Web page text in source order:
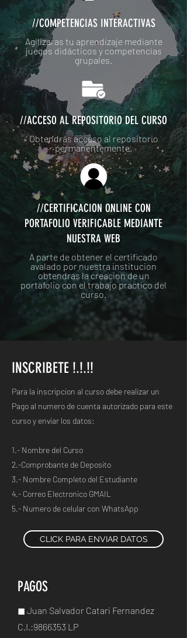
//COMPETENCIAS INTERACTIVAS
Agilizaras tu aprendizaje mediante
juegos didácticos y competencias
grupales.
//ACCESO AL REPOSITORIO DEL CURSO
Obtendrás acceso al repositorio
permanentemente.
//CERTIFICACION ONLINE CON
PORTAFOLIO VERIFICABLE MEDIANTE
NUESTRA WEB
A parte de obtener el certificado
avalado por nuestra institucion
obtendras la creacion de un
portafolio con el trabajo practico del
curso.
INSCRIBETE !.!.!!
Para la inscripcion al curso debe realizar un
Pago al numero de cuenta autorizado para este
curso y enviar los datos:
1.- Nombre del Curso
2.-Comprobante de Deposito
3.- Nombre Completo del Estudiante
4.- Correo Electronico GMAIL
5.- Numero de celular con WhatsApp
CLICK PARA ENVIAR DATOS
PAGOS
◼ Juan Salvador Catari Fernandez
C.I.:9866353 LP